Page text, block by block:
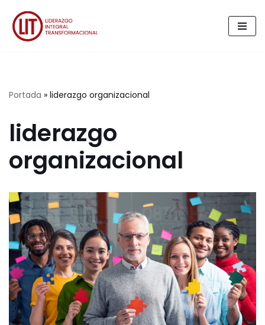
Saltar
Portada » liderazgo organizacional
liderazgo
organizacional